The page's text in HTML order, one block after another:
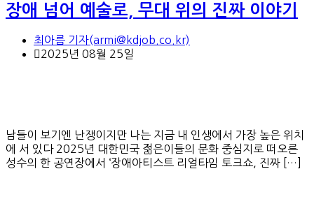
장애 넘어 예술로, 무대 위의 진짜 이야기
최아름 기자(armi@kdjob.co.kr)
2025년 08월 25일
남들이 보기엔 난쟁이지만 나는 지금 내 인생에서 가장 높은 위치
에 서 있다 2025년 대한민국 젊은이들의 문화 중심지로 떠오른
성수의 한 공연장에서 ‘장애아티스트 리얼타임 토크쇼, 진짜 […]